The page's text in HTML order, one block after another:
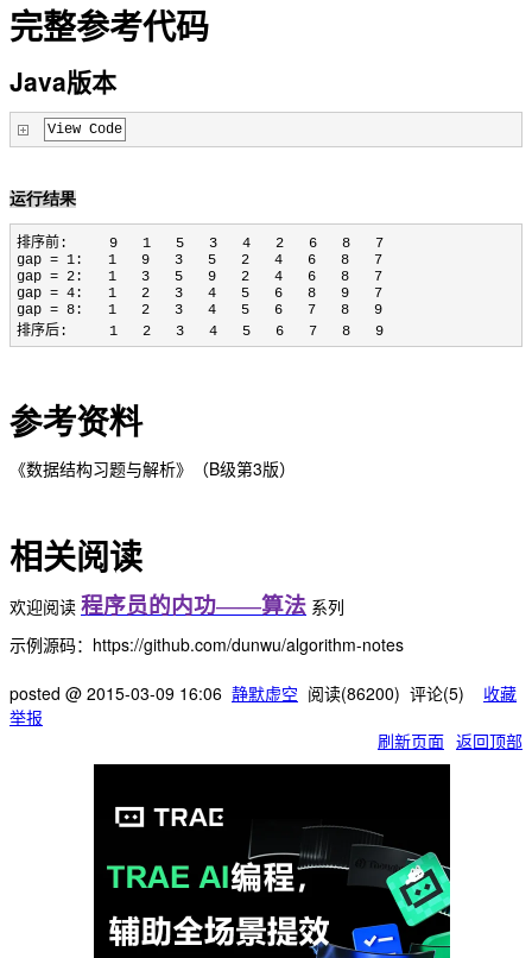
完整参考代码
Java版本
View Code
运行结果
排序前: 9 1 5 3 4 2 6 8 7
gap = 1: 1 9 3 5 2 4 6 8 7
gap = 2: 1 3 5 9 2 4 6 8 7
gap = 4: 1 2 3 4 5 6 8 9 7
gap = 8: 1 2 3 4 5 6 7 8 9
排序后: 1 2 3 4 5 6 7 8 9
参考资料
《数据结构习题与解析》（B级第3版）
相关阅读
欢迎阅读 程序员的内功——算法 系列
示例源码：https://github.com/dunwu/algorithm-notes
posted @ 2015-03-09 16:06 静默虚空 阅读(86200) 评论(5) 收藏
举报
刷新页面 返回顶部